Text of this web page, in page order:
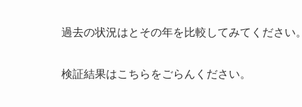
過去の状況はとその年を比較してみてください。
検証結果はこちらをごらんください。